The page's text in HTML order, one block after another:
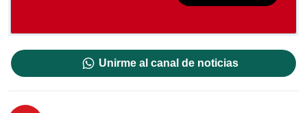
Unirme al canal de noticias